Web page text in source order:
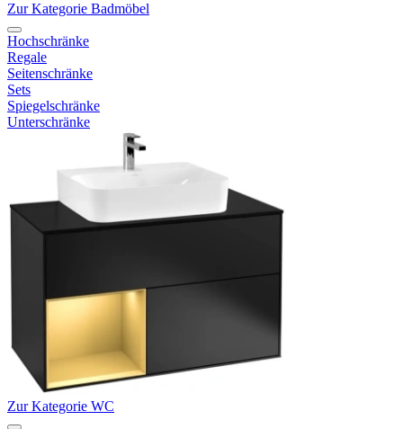
Zur Kategorie Badmöbel
Hochschränke
Regale
Seitenschränke
Sets
Spiegelschränke
Unterschränke
Zur Kategorie WC